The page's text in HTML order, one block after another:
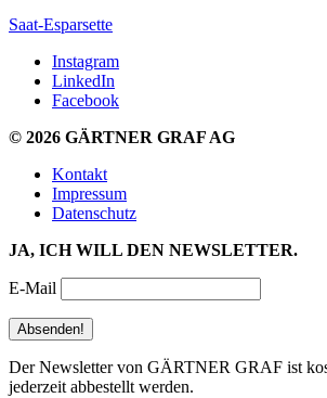
Saat-Esparsette
Instagram
LinkedIn
Facebook
© 2026 GÄRTNER GRAF AG
Kontakt
Impressum
Datenschutz
JA, ICH WILL DEN NEWSLETTER.
E-Mail
Der Newsletter von GÄRTNER GRAF ist
jederzeit abbestellt werden.